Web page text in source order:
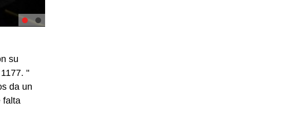
su
"
da un
falta